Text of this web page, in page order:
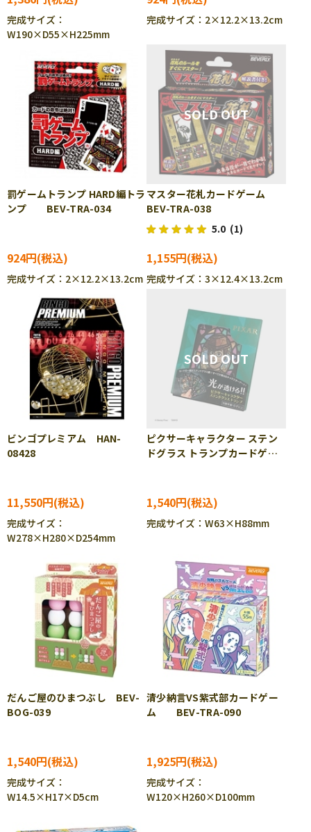
完成サイズ：
W190×D55×H225mm
完成サイズ：2×12.2×13.2cm
罰ゲームトランプ HARD編トラ
ンプ BEV-TRA-034
924円
完成サイズ：2×12.2×13.2cm
マスター花札カードゲーム
BEV-TRA-038
5.0 (1)
1,155円
完成サイズ：3×12.4×13.2cm
ビンゴプレミアム HAN-
08428
11,550円
完成サイズ：
W278×H280×D254mm
ピクサーキャラクター ステン
ドグラス トランプカードゲー
1,540円
完成サイズ：W63×H88mm
だんご屋のひまつぶし BEV-
BOG-039
1,540円
完成サイズ：
W14.5×H17×D5cm
清少納言VS紫式部カードゲー
ム BEV-TRA-090
1,925円
完成サイズ：
W120×H260×D100mm